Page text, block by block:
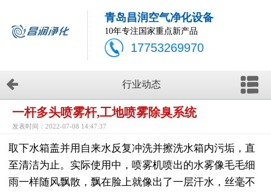
青岛昌润空气净化设备
10年专注国家重点新产品
17753269970
行业动态
一杆多头喷雾杆,工地喷雾除臭系统
发表时间：2022-07-08 14:47:37
取下水箱盖并用自来水反复冲洗并擦洗水箱内污垢，直
至清洁为止。实际使用中，喷雾机喷出的水雾像毛毛细
雨一样随风飘散，飘在脸上就像出了一层汗水，丝毫不